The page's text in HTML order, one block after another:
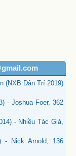
(NXB Dân Trí 2019)
- Joshua Foer, 362
- Nhiều Tác Giả,
- Nick Arnold, 136